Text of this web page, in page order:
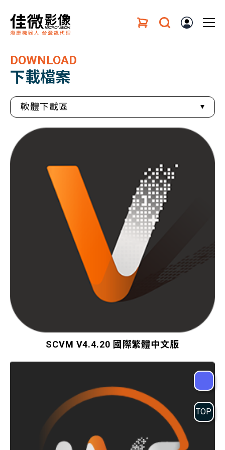
DOWNLOAD
下載檔案
軟體下載區
SCVM V4.4.20 國際繁體中文版
TOP